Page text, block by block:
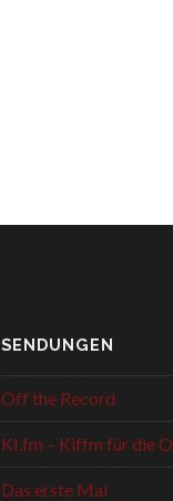
SENDUNGEN
Off the Record
KI.fm – Kiffm für die
Das erste Mal